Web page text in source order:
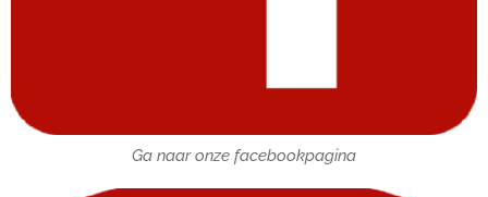
Ga naar onze facebookpagina